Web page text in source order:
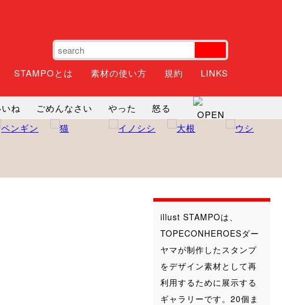
STAMPOとは 素材の使い方 規約 LINKS
ね ごめんなさい やった
怒る
神 るんるん ファイト
焦る
illust STAMPOは、
TOPECONHEROESダー
ヤマが制作したスタンプ
をデザイン素材として再
利用するために展示する
ギャラリーです。20個ま